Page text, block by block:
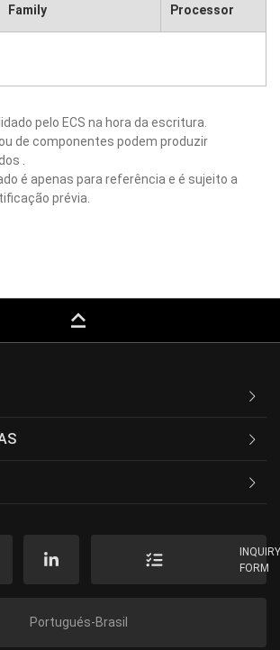
Family Processor
pelo ECS na hora da escritura.
de componentes podem produzir
.
é apenas para referência e é sujeito a
prévia.
keyboard_capslock
FORM
Portugués-Brasil